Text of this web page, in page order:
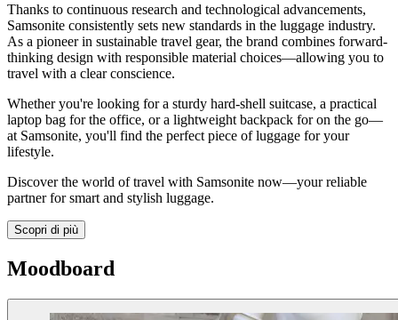
Thanks to continuous research and technological advancements,
Samsonite consistently sets new standards in the luggage industry.
As a pioneer in sustainable travel gear, the brand combines forward-
thinking design with responsible material choices—allowing you to
travel with a clear conscience.
Whether you're looking for a sturdy hard-shell suitcase, a practical
laptop bag for the office, or a lightweight backpack for on the go—
at Samsonite, you'll find the perfect piece of luggage for your
lifestyle.
Discover the world of travel with Samsonite now—your reliable
partner for smart and stylish luggage.
Scopri di più
Moodboard